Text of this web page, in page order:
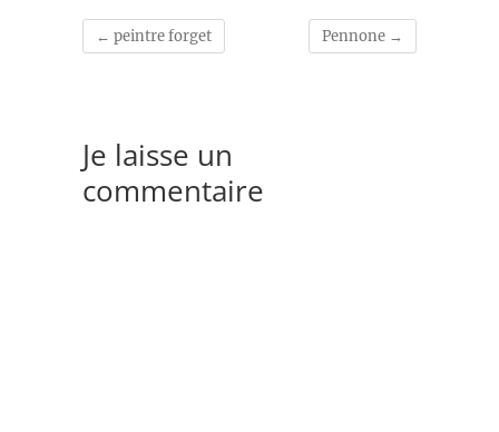
← peintre forget Pennone →
Je laisse un
commentaire